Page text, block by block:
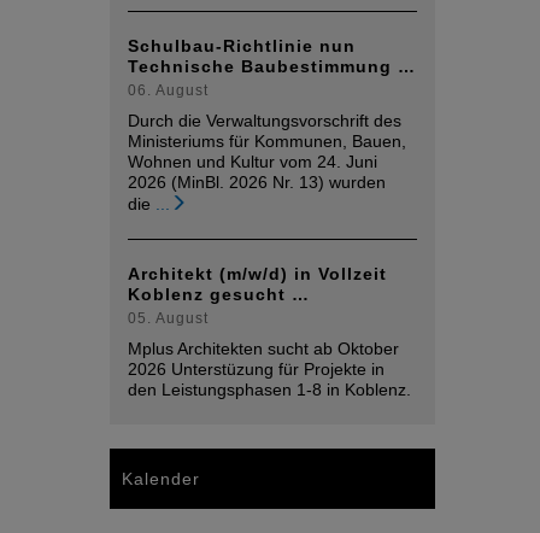
Schulbau-Richtlinie nun
Technische Baubestimmung …
06. August
Durch die Verwaltungsvorschrift des
Ministeriums für Kommunen, Bauen,
Wohnen und Kultur vom 24. Juni
2026 (MinBl. 2026 Nr. 13) wurden
die
Architekt (m/w/d) in Vollzeit
Koblenz gesucht …
05. August
Mplus Architekten sucht ab Oktober
2026 Unterstüzung für Projekte in
den Leistungsphasen 1-8 in Koblenz.
Kalender